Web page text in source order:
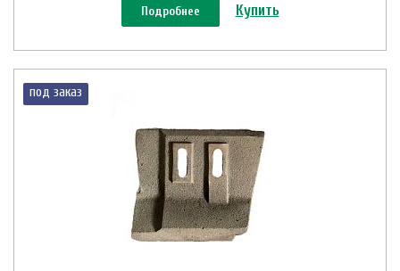
Подробнее Купить
под заказ